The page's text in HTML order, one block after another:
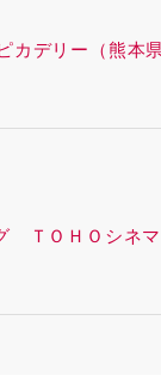
デリー（熊本
ＴＯＨＯシネ